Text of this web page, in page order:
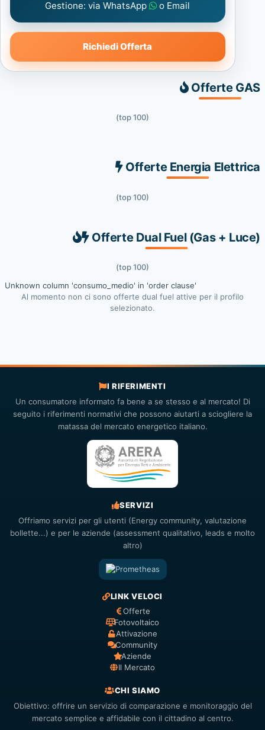
Gestione: via WhatsApp
o Email
Richiedi Offerta
Offerte GAS
(top 100)
Offerte Energia Elettrica
(top 100)
Offerte Dual Fuel (Gas + Luce)
(top 100)
Unknown column 'consumo_medio' in 'order clause'
Al momento non ci sono offerte dual fuel attive per il profilo
selezionato.
I RIFERIMENTI
Un consumatore informato fa bene a se stesso e al mercato! Di
seguito i riferimenti normativi che possono aiutarti a sciogliere la
matassa del mercato energetico italiano.
SERVIZI
Offriamo servizi per gli utenti (Energy community, valutazione
bollette...) e per le aziende (assessment qualitativo, leads e molto
altro)
LINK VELOCI
Offerte
Fotovoltaico
Attivazione
Community
Aziende
Il Mercato
CHI SIAMO
Obiettivo: offrire un servizio di comparazione e monitoraggio del
mercato semplice e affidabile con il cittadino al centro.